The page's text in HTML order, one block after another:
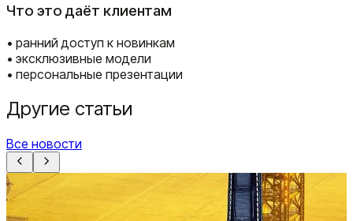
Что это даёт клиентам
• ранний доступ к новинкам
• эксклюзивные модели
• персональные презентации
Другие статьи
Все новости